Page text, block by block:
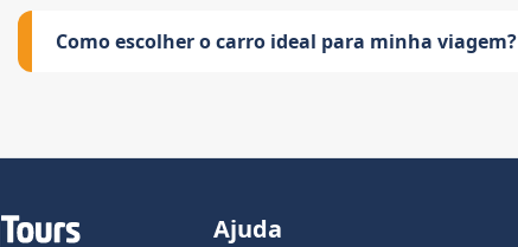
Como escolher o carro ideal para minha viagem?
Ajuda